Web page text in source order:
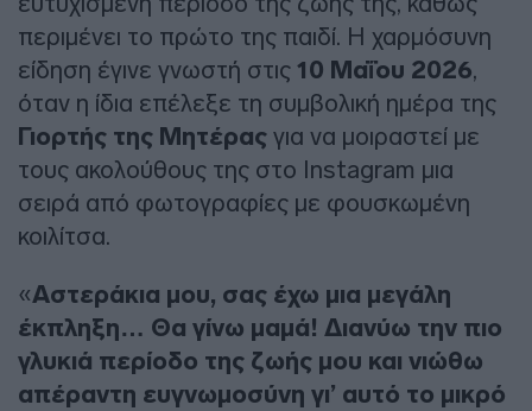
περιμένει το πρώτο της παιδί. Η χαρμόσυνη
είδηση έγινε γνωστή στις 10 Μαΐου 2026,
όταν η ίδια επέλεξε τη συμβολική ημέρα της
Γιορτής της Μητέρας για να μοιραστεί με
τους ακολούθους της στο Instagram μια
σειρά από φωτογραφίες με φουσκωμένη
κοιλίτσα.
«Αστεράκια μου, σας έχω μια μεγάλη
έκπληξη… Θα γίνω μαμά! Διανύω την πιο
γλυκιά περίοδο της ζωής μου και νιώθω
απέραντη ευγνωμοσύνη γι’ αυτό το μικρό